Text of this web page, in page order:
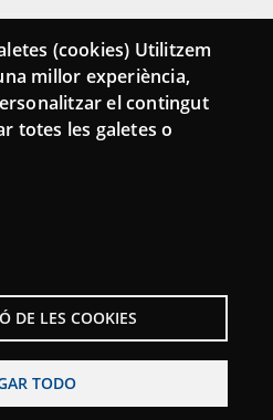
(cookies) Utilitzem
millor experiència,
el contingut
totes les galetes o
DE LES COOKIES
TODO